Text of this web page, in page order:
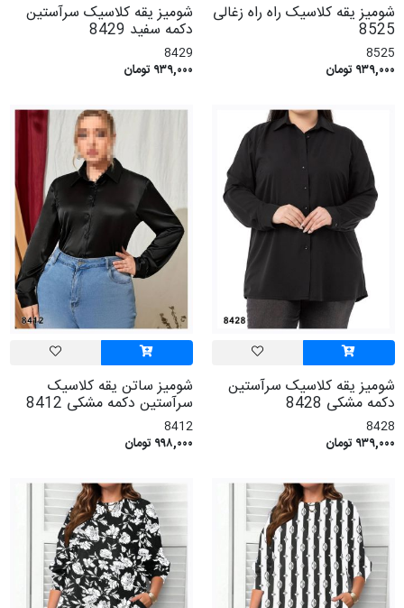
شومیز یقه کلاسیک راه راه زغالی
8525
8525
۹۳۹,۰۰۰ تومان
شومیز یقه کلاسیک سرآستین
دکمه سفید 8429
8429
۹۳۹,۰۰۰ تومان
شومیز یقه کلاسیک سرآستین
دکمه مشکی 8428
8428
۹۳۹,۰۰۰ تومان
شومیز ساتن یقه کلاسیک
سرآستین دکمه مشکی 8412
8412
۹۹۸,۰۰۰ تومان